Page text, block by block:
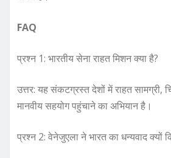
FAQ
प्रश्न 1: भारतीय सेना राहत मिशन क्या है?
उत्तर: यह संकटग्रस्त देशों में राहत सामग्री,
मानवीय सहयोग पहुंचाने का अभियान है।
प्रश्न 2: वेनेजुएला ने भारत का धन्यवाद क्यों